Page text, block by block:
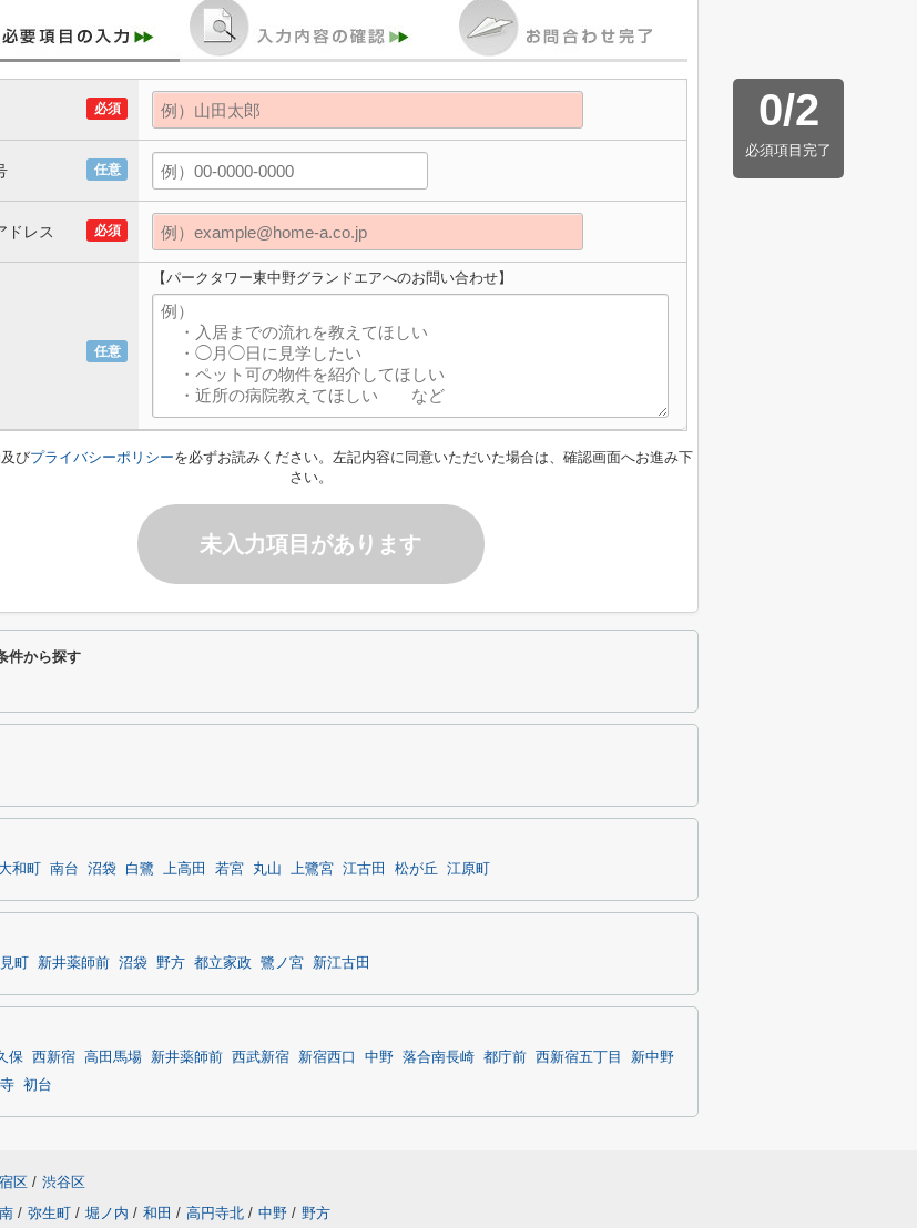
0/2
必須項目完了
必須
任意
必須
ドレス
任意
【パークタワー東中野グランドエアへのお問い合わせ】
及びプライバシーポリシーを必ずお読みください。左記内容に同意いただいた場合は、確認画面へお進み下
さい。
未入力項目があります
件から探す
大和町 南台 沼袋 白鷺 上高田 若宮 丸山 上鷺宮 江古田 松が丘 江原町
町 新井薬師前 沼袋 野方 都立家政 鷺ノ宮 新江古田
保 西新宿 高田馬場 新井薬師前 西武新宿 新宿西口 中野 落合南長崎 都庁前 西新宿五丁目
新中野
初台
区 / 渋谷区
/ 弥生町 / 堀ノ内 / 和田 / 高円寺北 / 中野 / 野方